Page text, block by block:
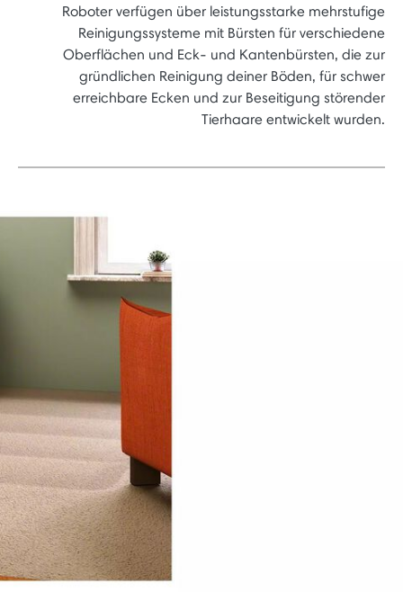
Roboter verfügen über leistungsstarke mehrstufige
Reinigungssysteme mit Bürsten für verschiedene
Oberflächen und Eck- und Kantenbürsten, die zur
gründlichen Reinigung deiner Böden, für schwer
erreichbare Ecken und zur Beseitigung störender
Tierhaare entwickelt wurden.